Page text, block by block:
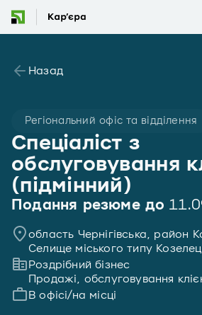
Назад
Регіональний офіс та відділення
Спеціаліст з
обслуговування
(підмінний)
Подання резюме до
область Чернігівська, район
Селище міського типу
Роздрібний бізнес
Продажі, обслуговування
В офісі/на місці